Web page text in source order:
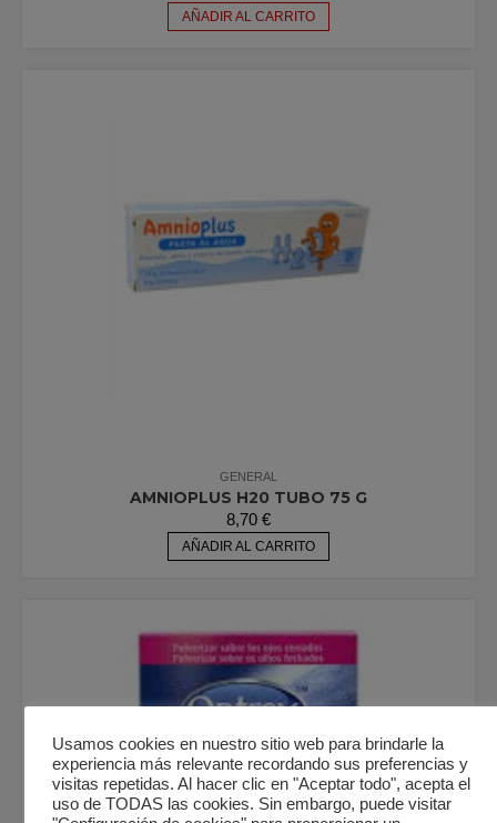
AÑADIR AL CARRITO
GENERAL
AMNIOPLUS H20 TUBO 75 G
8,70 €
AÑADIR AL CARRITO
Usamos cookies en nuestro sitio web para brindarle la
experiencia más relevante recordando sus preferencias y
visitas repetidas. Al hacer clic en "Aceptar todo", acepta el
uso de TODAS las cookies. Sin embargo, puede visitar